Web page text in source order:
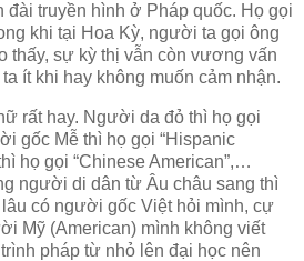
đài truyền hình ở Pháp quốc. Họ gọi
khi tại Hoa Kỳ, người ta gọi ông
thấy, sự kỳ thị vẫn còn vương vấn
ít khi hay không muốn cảm nhận.
rất hay. Người da đỏ thì họ gọi
gốc Mễ thì họ gọi “Hispanic
họ gọi “Chinese American”,…
người di dân từ Âu châu sang thì
lâu có người gốc Việt hỏi mình, cự
Mỹ (American) mình không viết
pháp từ nhỏ lên đại học nên